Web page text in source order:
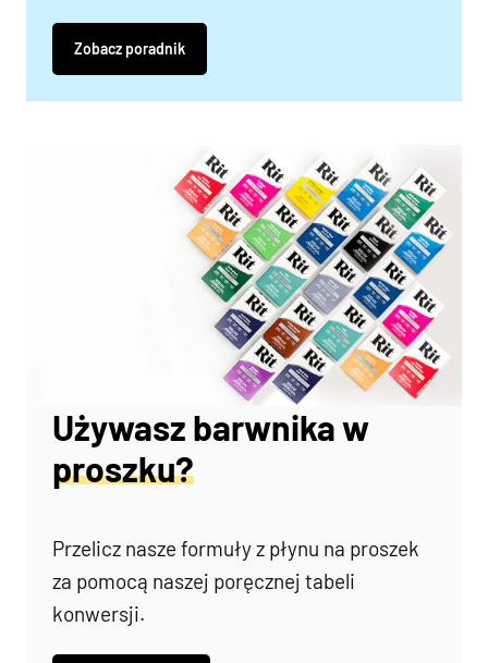
Zobacz poradnik
Używasz barwnika w
proszku?
Przelicz nasze formuły z płynu na proszek
za pomocą naszej poręcznej tabeli
konwersji.